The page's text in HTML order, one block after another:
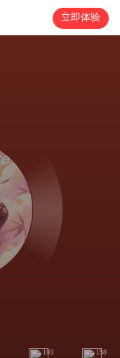
立即体验
193 158